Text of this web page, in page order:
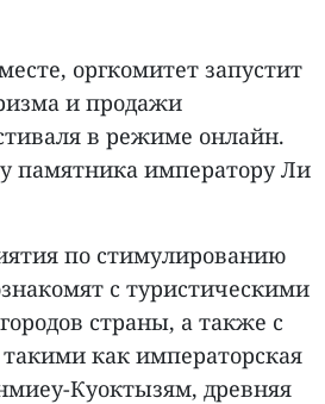
оргкомитет запустит
и продажи
в режиме онлайн.
памятника императору Ли
по стимулированию
с туристическими
страны, а также с
как императорская
Куоктызям, древняя